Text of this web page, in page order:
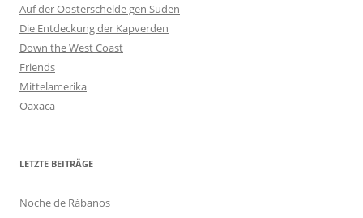
Auf der Oosterschelde gen Süden
Die Entdeckung der Kapverden
Down the West Coast
Friends
Mittelamerika
Oaxaca
LETZTE BEITRÄGE
Noche de Rábanos